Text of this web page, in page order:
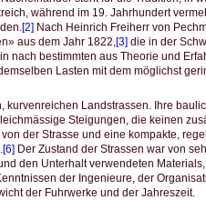
während im 19. Jahrhundert
[2] Nach Heinrich Freiherr von
aus dem Jahr 1822,[3] die in der
nach bestimmten aus Theorie und
Lasten mit dem möglichst
kurvenreichen Landstrassen. Ihre
Steigungen, die keinen
der Strasse und eine kompakte,
[6] Der Zustand der Strassen war von
den Unterhalt verwendeten
der Ingenieure, der
der Fuhrwerke und der Jahreszeit.